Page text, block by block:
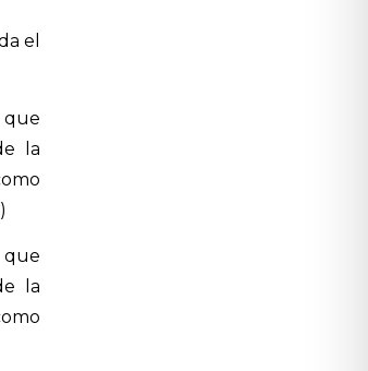
el
que
la
la